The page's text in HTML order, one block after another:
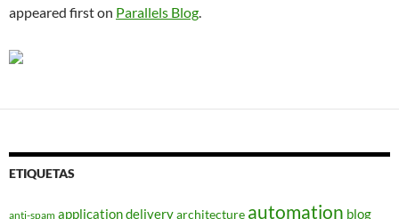
appeared first on Parallels Blog.
ETIQUETAS
anti-spam application deliveryarchitecture automation blog